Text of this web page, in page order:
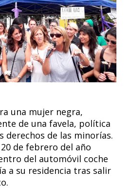
una mujer negra,
de una favela, política
derechos de las minorías.
de febrero del año
del automóvil coche
a su residencia tras salir